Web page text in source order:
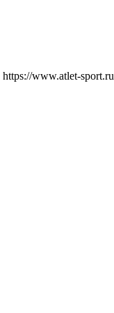
https://www.atlet-sport.ru